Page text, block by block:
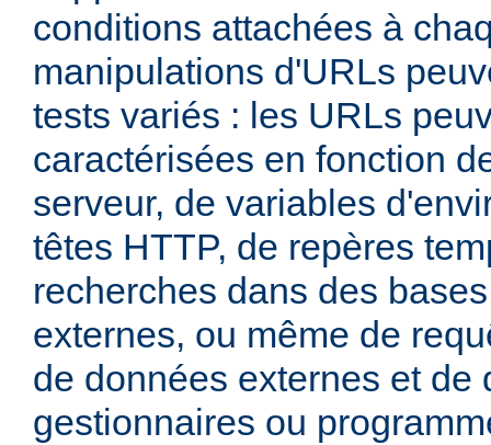
conditions attachées à
manipulations d'URLs
tests variés : les URLs
caractérisées en fonction
serveur, de variables
têtes HTTP, de repères
recherches dans des
externes, ou même de
de données externes et de
gestionnaires ou